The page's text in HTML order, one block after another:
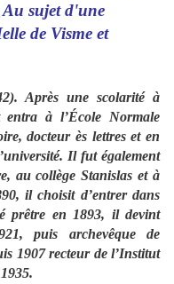
sujet d'une
de Visme et
Après une scolarité à
entra à l’École Normale
docteur ès lettres et en
Il fut également
au collège Stanislas et à
il choisit d’entrer dans
prêtre en 1893, il devint
puis archevêque de
1907 recteur de l’Institut